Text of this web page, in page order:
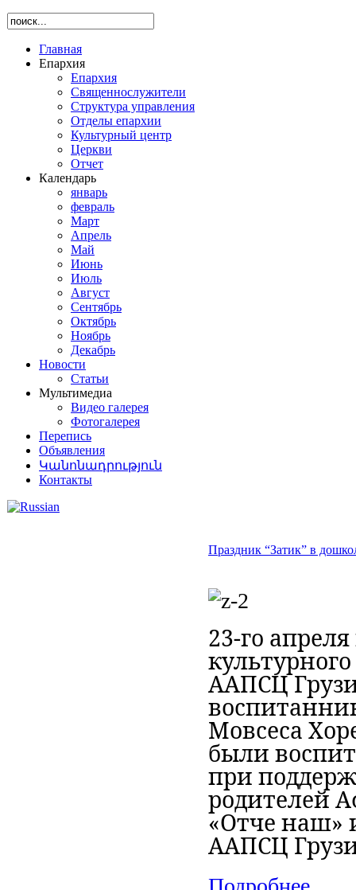
Главная
Епархия
Епархия
Священнослужители
Структура управления
Отделы епархии
Культурный центр
Церкви
Отчет
Календарь
январь
февраль
Март
Апрель
Май
Июнь
Июль
Август
Сентябрь
Октябрь
Ноябрь
Декабрь
Новости
Статьи
Мультимедиа
Видео галерея
Фотогалерея
Перепись
Объявления
Կանոնադրություն
Контакты
Праздник “Затик” в
23-го
ААПСЦ
Мовсеса
были
при
родителей
«Отче наш»
ААПСЦ